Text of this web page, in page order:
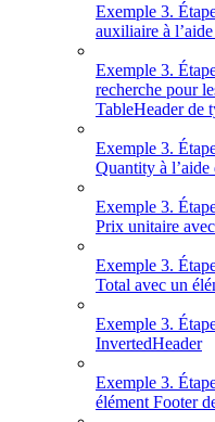
Exemple 3.
auxiliaire à
Exemple 3.
recherche pour
TableHeader de
Exemple 3.
Quantity à
Exemple 3.
Prix unitaire
Exemple 3.
Total avec un
Exemple 3.
InvertedHeader
Exemple 3.
élément Footer